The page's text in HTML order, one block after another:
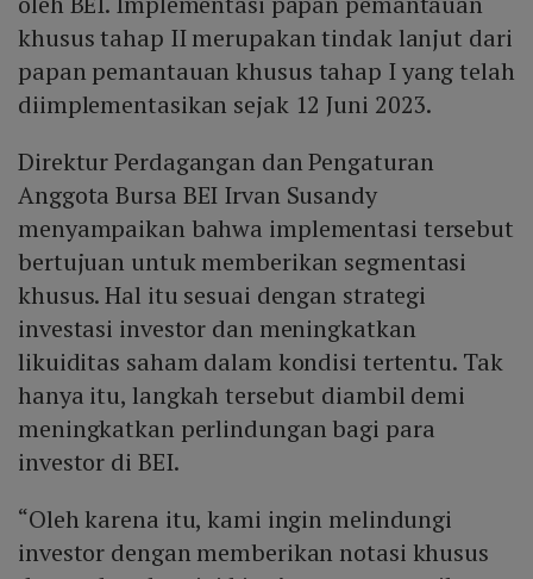
khusus tahap II merupakan tindak lanjut dari
papan pemantauan khusus tahap I yang telah
diimplementasikan sejak 12 Juni 2023.
Direktur Perdagangan dan Pengaturan
Anggota Bursa BEI Irvan Susandy
menyampaikan bahwa implementasi tersebut
bertujuan untuk memberikan segmentasi
khusus. Hal itu sesuai dengan strategi
investasi investor dan meningkatkan
likuiditas saham dalam kondisi tertentu. Tak
hanya itu, langkah tersebut diambil demi
meningkatkan perlindungan bagi para
investor di BEI.
“Oleh karena itu, kami ingin melindungi
investor dengan memberikan notasi khusus